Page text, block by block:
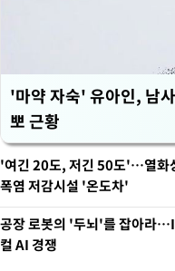
'마약 자숙' 유아인, 남
뽀 근황
'여긴 20도, 저긴 50도'…열화
폭염 저감시설 '온도차'
공장 로봇의 '두뇌'를 잡아라
컬 AI 경쟁